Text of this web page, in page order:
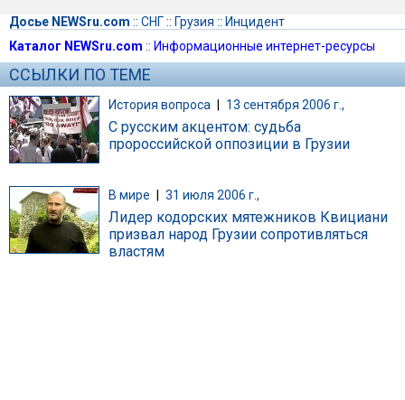
Досье NEWSru.com :: СНГ:: Грузия :: Инцидент
Каталог NEWSru.com :: Информационные интернет-ресурсы
ССЫЛКИ ПО ТЕМЕ
История вопроса | 13 сентября 2006 г.,
С русским акцентом: судьба
пророссийской оппозиции в Грузии
В мире 31 июля 2006 г.,
Лидер кодорских мятежников Квициани
призвал народ Грузии сопротивляться
властям